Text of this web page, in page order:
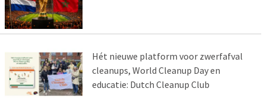
Hét nieuwe platform voor zwerfafval
cleanups, World Cleanup Day en
educatie: Dutch Cleanup Club